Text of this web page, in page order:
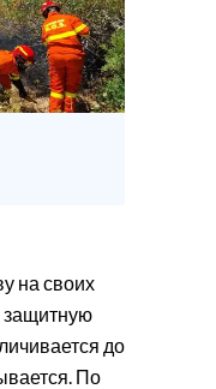
на своих
защитную
до
По